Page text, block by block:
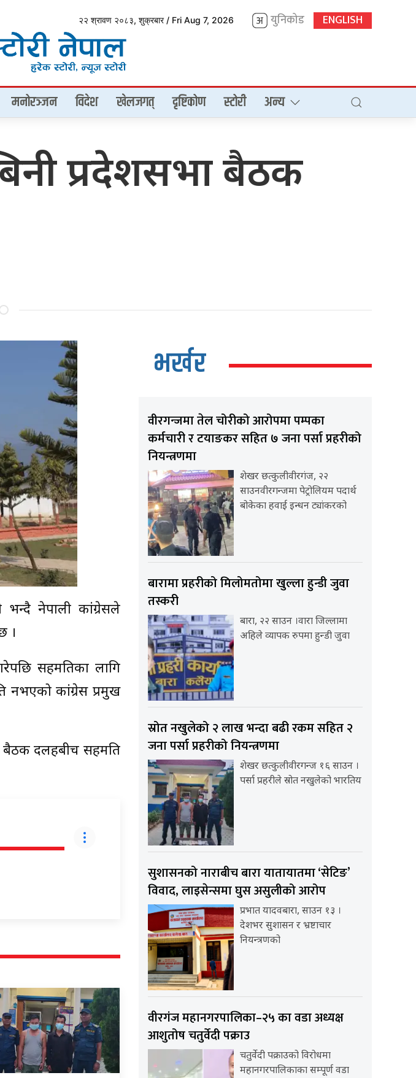
२२ श्रावण २०८३, शुक्रबार / Fri Aug 7, 2026 युनिकोड ENGLISH
मनोरञ्जन विदेश खेलजगत् दृष्टिकोण स्टोरी अन्य
प्रदेशसभा बैठक
भन्दै नेपाली कांग्रेसले
।
सहमतिका लागि
कांग्रेस प्रमुख
दलहरुबीच सहमति
भर्खर
वीरगन्जमा तेल चोरीको आरोपमा पम्पका
कर्मचारी र टयाङकर सहित ७ जना पर्सा प्रहरीको
नियन्त्रणमा
शेखर छत्कुलीवीरगंज, २२
साउनवीरगन्जमा पेट्रोलियम पदार्थ
बोकेका हवाई इन्धन ट्यांकरको
बारामा प्रहरीको मिलोमतोमा खुल्ला हुन्डी जुवा
तस्करी
बारा, २२ साउन ।वारा जिल्लामा
अहिले व्यापक रुपमा हुन्डी जुवा
स्रोत नखुलेको २ लाख भन्दा बढी रकम सहित २
जना पर्सा प्रहरीको नियन्त्रणमा
शेखर छत्कुलीवीरगन्ज १६ साउन ।
पर्सा प्रहरीले स्रोत नखुलेको भारतिय
सुशासनको नाराबीच बारा यातायातमा ‘सेटिङ’
विवाद, लाइसेन्समा घुस असुलीको आरोप
प्रभात यादवबारा, साउन १३ ।
देशभर सुशासन र भ्रष्टाचार
नियन्त्रणको
वीरगंज महानगरपालिका–२५ का वडा अध्यक्ष
आशुतोष चतुर्वेदी पक्राउ
चतुर्वेदी पक्राउको विरोधमा
महानगरपालिकाका सम्पूर्ण वडा